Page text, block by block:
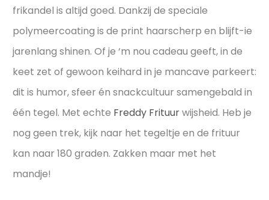
frikandel is altijd goed. Dankzij de speciale
polymeercoating is de print haarscherp en blijft-ie
jarenlang shinen. Of je ‘m nou cadeau geeft, in de
keet zet of gewoon keihard in je mancave parkeert:
dit is humor, sfeer én snackcultuur samengebald in
één tegel. Met echte Freddy Frituurwijsheid. Heb je
nog geen trek, kijk naar het tegeltje en de frituur
kan naar 180 graden. Zakken maar met het
mandje!